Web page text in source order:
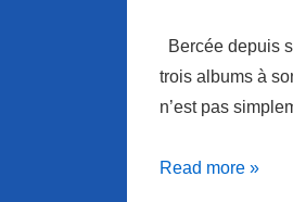
Bercée depuis
trois albums à
n’est pas
Coup
Read more »